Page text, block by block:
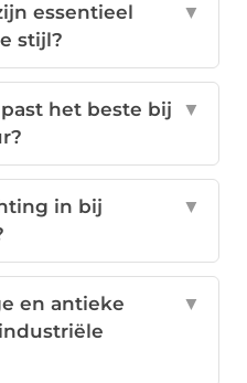
essentieel
stijl?
▼
het beste bij
▼
in bij
▼
en antieke
▼